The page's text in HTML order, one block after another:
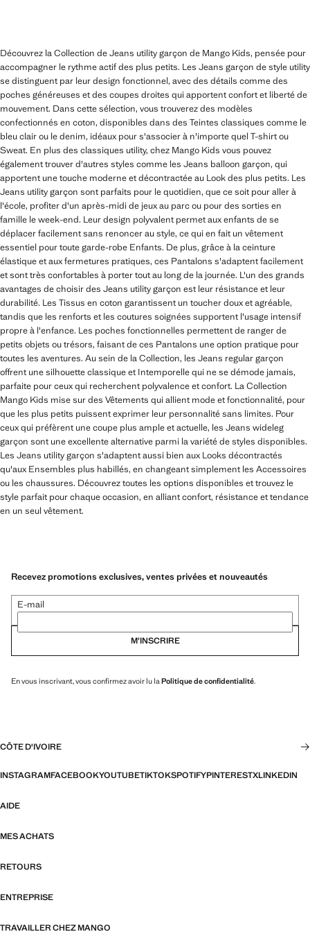
Découvrez la Collection de Jeans utility garçon de Mango Kids, pensée pour
accompagner le rythme actif des plus petits. Les Jeans garçon de style utility
se distinguent par leur design fonctionnel, avec des détails comme des
poches généreuses et des coupes droites qui apportent confort et liberté de
mouvement. Dans cette sélection, vous trouverez des modèles
confectionnés en coton, disponibles dans des Teintes classiques comme le
bleu clair ou le denim, idéaux pour s'associer à n'importe quel T-shirt ou
Sweat. En plus des classiques utility, chez Mango Kids vous pouvez
également trouver d'autres styles comme les Jeans balloon garçon, qui
apportent une touche moderne et décontractée au Look des plus petits. Les
Jeans utility garçon sont parfaits pour le quotidien, que ce soit pour aller à
l'école, profiter d'un après-midi de jeux au parc ou pour des sorties en
famille le week-end. Leur design polyvalent permet aux enfants de se
déplacer facilement sans renoncer au style, ce qui en fait un vêtement
essentiel pour toute garde-robe Enfants. De plus, grâce à la ceinture
élastique et aux fermetures pratiques, ces Pantalons s'adaptent facilement
et sont très confortables à porter tout au long de la journée. L'un des grands
avantages de choisir des Jeans utility garçon est leur résistance et leur
durabilité. Les Tissus en coton garantissent un toucher doux et agréable,
tandis que les renforts et les coutures soignées supportent l'usage intensif
propre à l'enfance. Les poches fonctionnelles permettent de ranger de
petits objets ou trésors, faisant de ces Pantalons une option pratique pour
toutes les aventures. Au sein de la Collection, les Jeans regular garçon
offrent une silhouette classique et Intemporelle qui ne se démode jamais,
parfaite pour ceux qui recherchent polyvalence et confort. La Collection
Mango Kids mise sur des Vêtements qui allient mode et fonctionnalité, pour
que les plus petits puissent exprimer leur personnalité sans limites. Pour
ceux qui préfèrent une coupe plus ample et actuelle, les Jeans wideleg
garçon sont une excellente alternative parmi la variété de styles disponibles.
Les Jeans utility garçon s'adaptent aussi bien aux Looks décontractés
qu'aux Ensembles plus habillés, en changeant simplement les Accessoires
ou les chaussures. Découvrez toutes les options disponibles et trouvez le
style parfait pour chaque occasion, en alliant confort, résistance et tendance
en un seul vêtement.
Recevez promotions exclusives, ventes privées et nouveautés
E-mail
M’INSCRIRE
En vous inscrivant, vous confirmez avoir lu la Politique de confidentialité.
CÔTE D'IVOIRE
INSTAGRAMFACEBOOKYOUTUBETIKTOKSPOTIFYPINTERESTXLINKEDIN
AIDE
MES ACHATS
RETOURS
ENTREPRISE
TRAVAILLER CHEZ MANGO